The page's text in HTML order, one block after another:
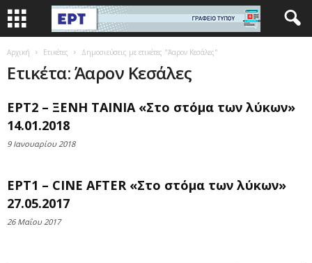
Αρχική Ετικέτες Δημοσιεύσεις με ετικέτες "Άαρον Κεσάλες"
Ετικέτα: Άαρον Κεσάλες
ΕΡΤ2 – ΞΕΝΗ ΤΑΙΝΙΑ «Στο στόμα των λύκων»
14.01.2018
9 Ιανουαρίου 2018
ΕΡΤ1 – CINE AFTER «Στο στόμα των λύκων»
27.05.2017
26 Μαΐου 2017